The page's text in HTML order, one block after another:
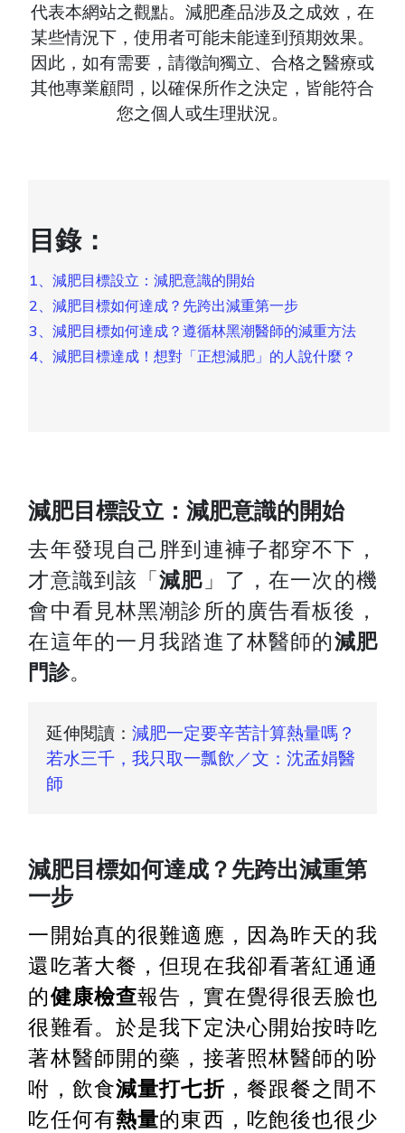
代表本網站之觀點。減肥產品涉及之成效，在
某些情況下，使用者可能未能達到預期效果。
因此，如有需要，請徵詢獨立、合格之醫療或
其他專業顧問，以確保所作之決定，皆能符合
您之個人或生理狀況。
目錄：
1、減肥目標設立：減肥意識的開始
2、減肥目標如何達成？先跨出減重第一步
3、減肥目標如何達成？遵循林黑潮醫師的減重方法
4、減肥目標達成！想對「正想減肥」的人說什麼？
減肥目標設立：減肥意識的開始
去年發現自己胖到連褲子都穿不下，
才意識到該「減肥 」了，在一次的機
會中看見林黑潮診所的廣告看板後，
在這年的一月我踏進了林醫師的減肥
門診。
延伸閱讀：減肥一定要辛苦計算熱量嗎？
若水三千，我只取一瓢飲／文：沈孟娟醫
師
減肥目標如何達成？先跨出減重第
一步
一開始真的很難適應，因為昨天的我
還吃著大餐，但現在我卻看著紅通通
的健康檢查報告，實在覺得很丟臉也
很難看。於是我下定決心開始按時吃
著林醫師開的藥，接著照林醫師的吩
咐，飲食減量打七折，餐跟餐之間不
吃任何有熱量的東西，吃飽後也很少